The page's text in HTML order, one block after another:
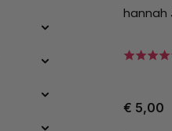
hannah
€ 5,00